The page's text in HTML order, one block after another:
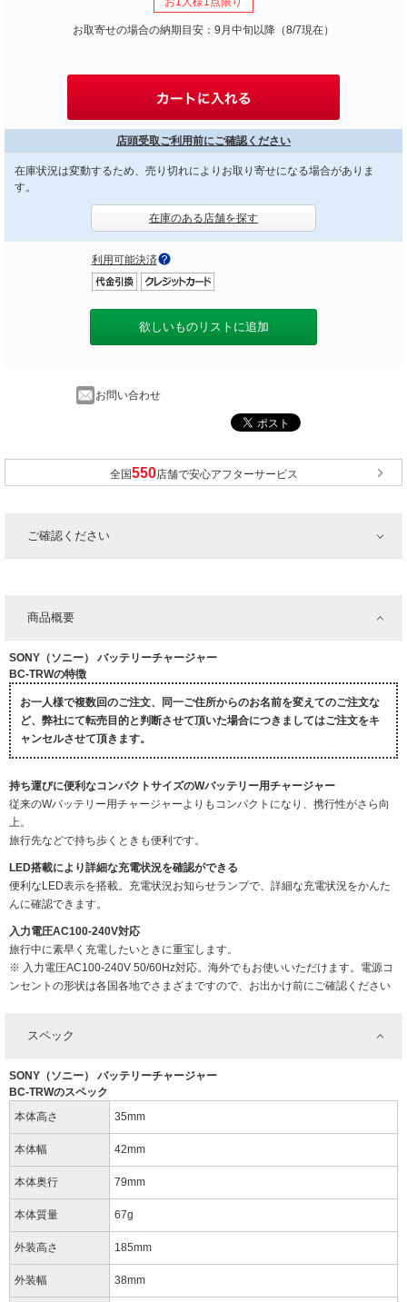
お取寄せの場合の納期目安：9月中旬以降（8/7現在）
店頭受取ご利用前にご確認ください
在庫状況は変動するため、売り切れによりお取り寄せになる場合がありま
す。
在庫のある店舗を探す
利用可能決済
欲しいものリストに追加
お問い合わせ
全国 店舗で安心アフターサービス
ご確認ください
商品概要
SONY（ソニー） バッテリーチャージャー
BC-TRWの特徴
お一人様で複数回のご注文、同一ご住所からのお名前を変えてのご注文な
ど、弊社にて転売目的と判断させて頂いた場合につきましてはご注文をキ
ャンセルさせて頂きます。
持ち運びに便利なコンパクトサイズのWバッテリー用チャージャー
従来のWバッテリー用チャージャーよりもコンパクトになり、携行性がさら向
上。
旅行先などで持ち歩くときも便利です。
LED搭載により詳細な充電状況を確認ができる
便利なLED表示を搭載。充電状況お知らせランプで、詳細な充電状況をかんた
んに確認できます。
入力電圧AC100-240V対応
旅行中に素早く充電したいときに重宝します。
※ 入力電圧AC100-240V 50/60Hz対応。海外でもお使いいただけます。電源コ
ンセントの形状は各国各地でさまざまですので、お出かけ前にご確認ください
スペック
SONY（ソニー） バッテリーチャージャー
BC-TRWのスペック
本体高さ
35mm
本体幅 42mm
本体奥行 79mm
本体質量 67g
外装高さ 185mm
外装幅 38mm